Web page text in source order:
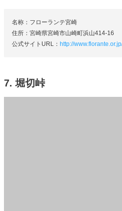
名称：フローランテ宮崎
住所：宮崎県宮崎市山崎町浜山414-16
公式サイトURL： http://
7. 堀切峠